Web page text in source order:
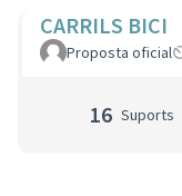
CARRILS BICI
Proposta oficial
16 Suports